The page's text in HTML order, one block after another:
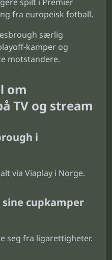
fra europeisk fotball.
særlig
kamper og
motstandere.
om
TV og stream
i
via Viaplay i Norge.
cupkamper
seg fra ligarettigheter.